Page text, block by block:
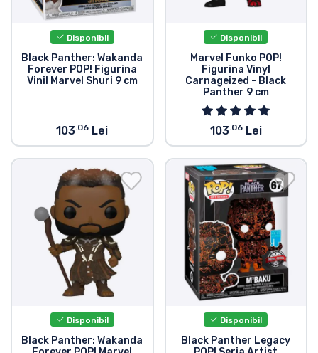
Disponibil
Black Panther: Wakanda
Forever POP! Figurina
Vinil Marvel Shuri 9 cm
103.06 Lei
Disponibil
Marvel Funko POP!
Figurina Vinyl
Carnageized - Black
Panther 9 cm
103.06Lei
Disponibil
Black Panther: Wakanda
Disponibil
Black Panther Legacy